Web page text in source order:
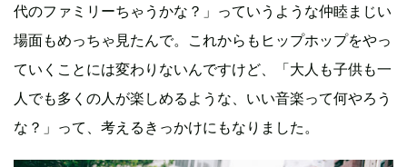
代のファミリーちゃうかな？」っていうような仲睦まじい
場面もめっちゃ見たんで。これからもヒップホップをやっ
ていくことには変わりないんですけど、「大人も子供も一
人でも多くの人が楽しめるような、いい音楽って何やろう
な？」って、考えるきっかけにもなりました。